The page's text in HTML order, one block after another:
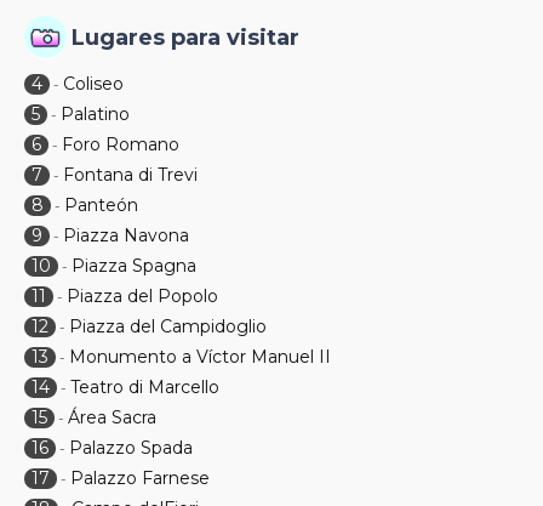
Lugares para visitar
4 - Coliseo
5 - Palatino
6 - Foro Romano
7
- Fontana di Trevi
8
- Panteón
9
- Piazza Navona
10
- Piazza Spagna
11
- Piazza del Popolo
12 - Piazza del Campidoglio
13
- Monumento a Víctor Manuel II
14 - Teatro di Marcello
15 - Área Sacra
16 - Palazzo Spada
17
- Palazzo Farnese